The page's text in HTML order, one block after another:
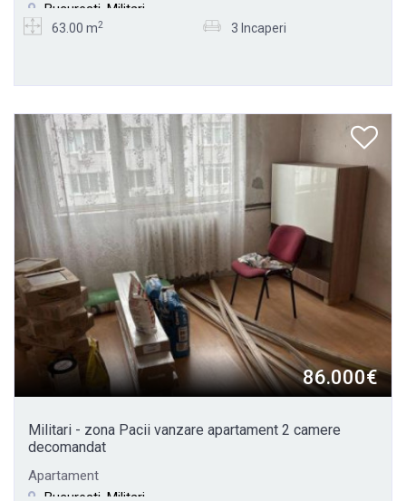
Bucuresti, Militari
63.00 m2 3 Incaperi
86.000€
Militari - zona Pacii vanzare apartament 2 camere
decomandat
Apartament
Bucuresti, Militari